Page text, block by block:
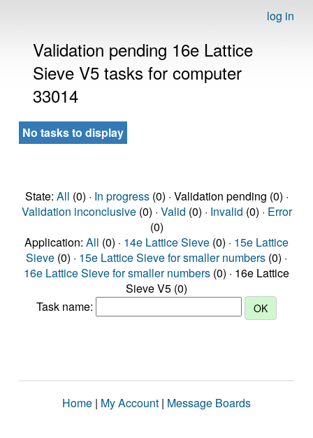
log in
Validation pending 16e Lattice
Sieve V5 tasks for computer
33014
No tasks to display
State: All (0) · In progress(0) · Validation pending (0) ·
Validation inconclusive(0) · Valid (0) · Invalid (0) · Error
(0)
Application: All (0) · 14e Lattice Sieve (0) · 15e Lattice
Sieve (0) · 15e Lattice Sieve for smaller numbers (0) ·
16e Lattice Sieve for smaller numbers (0) · 16e Lattice
Sieve V5 (0)
Task name:
Home | My Account | Message Boards